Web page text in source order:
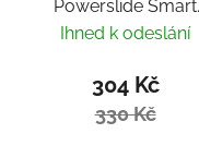
Powerslide Smart
Bearing Remover by
Ihned k odeslání
304 Kč
330 Kč